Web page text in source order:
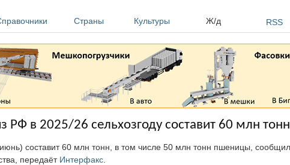
Страны Культуры Ж/д RSS
РФ в 2025/26 сельхозгоду составит 60 млн тонн
составит 60 млн тонн, в том числе 50 млн тонн пшеницы,
передаёт Интерфакс